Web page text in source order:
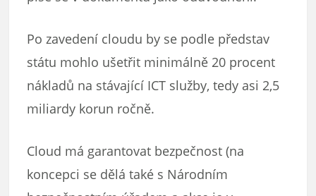
Po zavedení cloudu by se podle představ
státu mohlo ušetřit minimálně 20 procent
nákladů na stávající ICT služby, tedy asi 2,5
miliardy korun ročně.
Cloud má garantovat bezpečnost (na
koncepci se dělá také s Národním